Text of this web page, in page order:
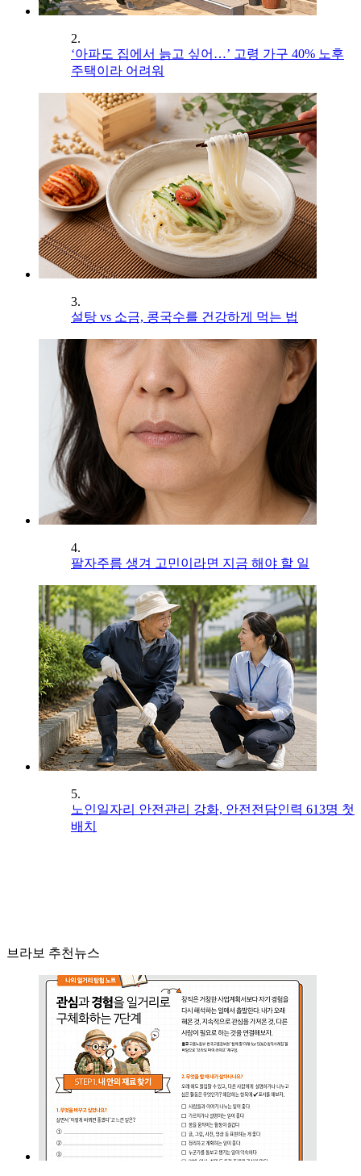
2.
‘아파도 집에서 늙고 싶어…’ 고령 가구 40% 노후
주택이라 어려워
3.
설탕 vs 소금, 콩국수를 건강하게 먹는 법
4.
팔자주름 생겨 고민이라면 지금 해야 할 일
5.
노인일자리 안전관리 강화, 안전전담인력 613명 첫
배치
브라보 추천뉴스